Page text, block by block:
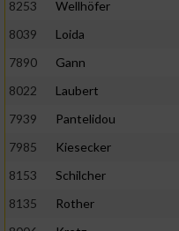
8253
Wellhöfer
8039
Loida
7890
Gann
8022
Laubert
7939
Pantelidou
7985
Kiesecker
8153
Schilcher
8135
Rother